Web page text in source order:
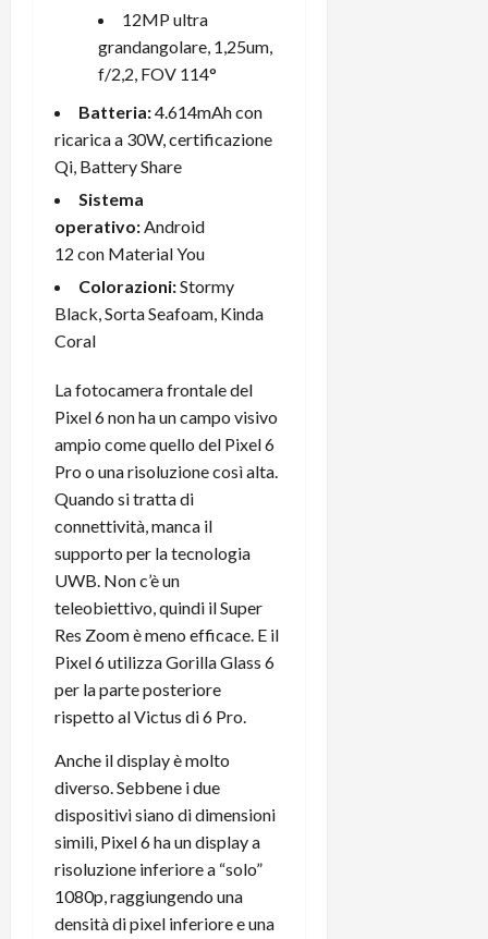
12MP ultra
grandangolare, 1,25um,
f/2,2, FOV 114°
Batteria:4.614mAh con
ricarica a 30W, certificazione
Qi, Battery Share
Sistema
operativo:Android
12 con Material You
Colorazioni:Stormy
Black, Sorta Seafoam, Kinda
Coral
La fotocamera frontale del
Pixel 6 non ha un campo visivo
ampio come quello del Pixel 6
Pro o una risoluzione così alta.
Quando si tratta di
connettività, manca il
supporto per la tecnologia
UWB. Non c’è un
teleobiettivo, quindi il Super
Res Zoom è meno efficace. E il
Pixel 6 utilizza Gorilla Glass 6
per la parte posteriore
rispetto al Victus di 6 Pro.
Anche il display è molto
diverso. Sebbene i due
dispositivi siano di dimensioni
simili, Pixel 6 ha un display a
risoluzione inferiore a “solo”
1080p, raggiungendo una
densità di pixel inferiore e una